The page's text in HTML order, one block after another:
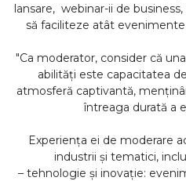
lansare, webinar-ii de
să faciliteze atât
"Ca moderator, consider că
abilități este capacitatea
atmosferă captivantă,
întreaga durată a
Experiența ei de moderare
industrii și tematici,
– tehnologie și inovație: